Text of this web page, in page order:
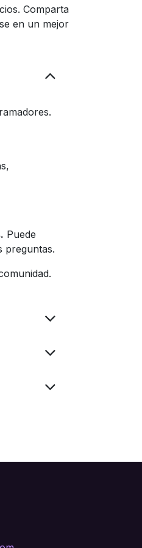
Comparta
en un mejor
Puede
preguntas.